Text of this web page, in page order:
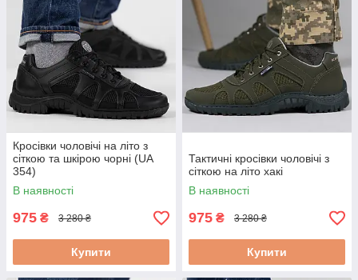
Кросівки чоловічі на літо з
сіткою та шкірою чорні (UA
354)
В наявності
975 ₴ 3 280 ₴
Купити
Тактичні кросівки чоловічі з
сіткою на літо хакі
В наявності
975 ₴ 3 280 ₴
Купити